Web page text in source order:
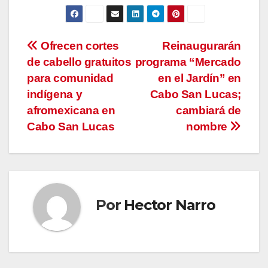
Navegación
de
entradas
Reinaugurarán
programa “Mercado
en el Jardín” en
Cabo San Lucas;
cambiará de
nombre
Ofrecen cortes
de cabello gratuitos
para comunidad
indígena y
afromexicana en
Cabo San Lucas
Por Hector Narro